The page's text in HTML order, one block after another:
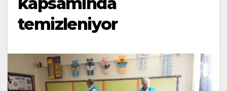
temizleniyor